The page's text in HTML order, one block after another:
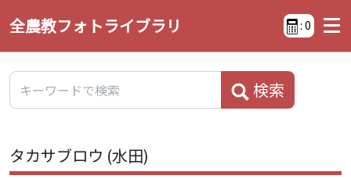
全農教フォトライブラリ : 0
検索
タカサブロウ (水田)